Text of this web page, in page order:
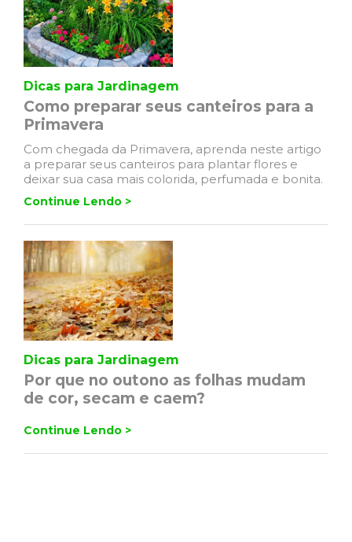
Dicas para Jardinagem
Como preparar seus canteiros para a
Primavera
Com chegada da Primavera, aprenda neste artigo
a preparar seus canteiros para plantar flores e
deixar sua casa mais colorida, perfumada e bonita.
Continue Lendo >
Dicas para Jardinagem
Por que no outono as folhas mudam
de cor, secam e caem?
Continue Lendo >